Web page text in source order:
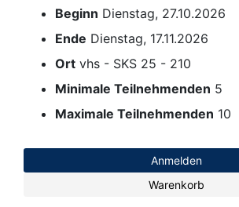
Beginn Dienstag, 27.10.2026
Ende Dienstag, 17.11.2026
Ort vhs - SKS 25 - 210
Minimale Teilnehmenden 5
Maximale Teilnehmenden 10
Anmelden
Warenkorb